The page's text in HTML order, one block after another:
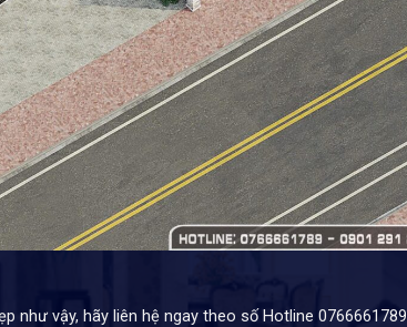
như vậy, hãy liên hệ ngay theo số Hotline 0766661789